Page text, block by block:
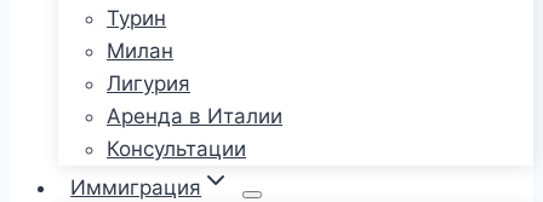
Турин
Милан
Лигурия
Аренда в Италии
Консультации
Иммиграция